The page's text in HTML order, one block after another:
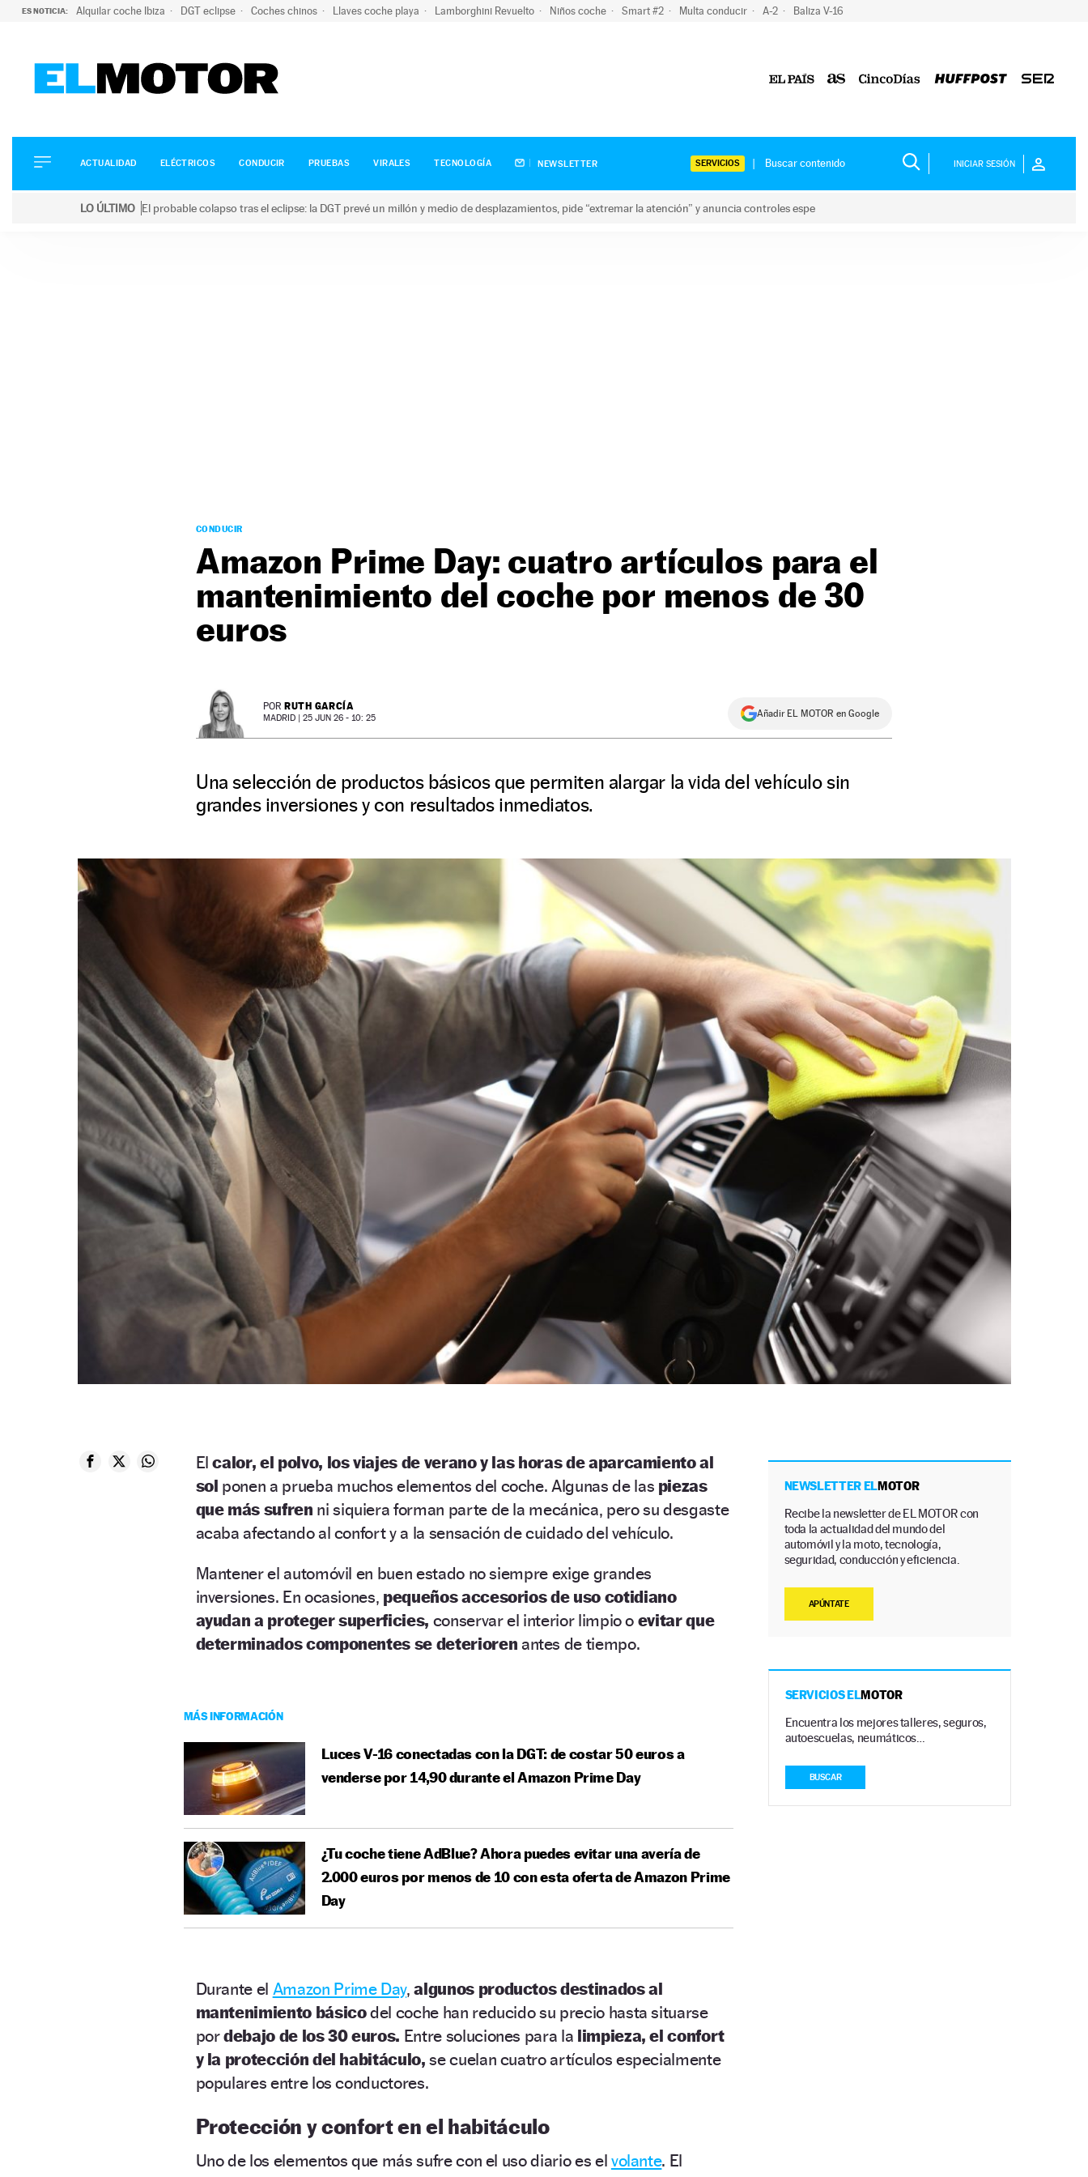
ES NOTICIA: Alquilar coche Ibiza DGT eclipse Coches chinos Llaves coche playa Lamborghini Revuelto Niños coche Smart #2 Multa conducir A-2 Baliza V-16
ELÉCTRICOS
CONDUCIR
ACTUALIDAD ELÉCTRICOS CONDUCIR PRUEBAS VIRALES TECNOLOGÍA NEWSLETTER SERVICIOS INICIAR SESIÓN
LO ÚLTIMO El probable colapso tras el eclipse: la DGT prevé un millón y medio de desplazamientos, pide “extremar la atención” y anuncia controles espe
CONDUCIR
Amazon Prime Day: cuatro artículos para el
mantenimiento del coche por menos de 30
euros
POR RUTH GARCÍA
MADRID | 25 JUN 26 - 10: 25 Añadir EL MOTOR en Google
Una selección de productos básicos que permiten alargar la vida del vehículo sin
grandes inversiones y con resultados inmediatos.
Elcalor, el polvo, los viajes de verano y las horas de aparcamiento al
sol ponen a prueba muchos elementos del coche. Algunas de las piezas
que más sufren ni siquiera forman parte de la mecánica, pero su desgaste
acaba afectando al confort y a la sensación de cuidado del vehículo.
Mantener el automóvil en buen estado no siempre exige grandes
inversiones. En ocasiones, pequeños accesorios de uso cotidiano
ayudan a proteger superficies, conservar el interior limpio o evitar que
determinados componentes se deterioren antes de tiempo.
MÁS INFORMACIÓN
Luces V-16 conectadas con la DGT: de costar 50 euros a
venderse por 14,90 durante el Amazon Prime Day
¿Tu coche tiene AdBlue? Ahora puedes evitar una avería de
2.000 euros por menos de 10 con esta oferta de Amazon Prime
Day
Durante el Amazon Prime Day,algunos productos destinados al
mantenimiento básicodel coche han reducido su precio hasta situarse
pordebajo de los 30 euros. Entre soluciones para la limpieza, el confort
y la protección del habitáculo, se cuelan cuatro artículos especialmente
populares entre los conductores.
Protección y confort en el habitáculo
Uno de los elementos que más sufre con el uso diario es el volante. El
NEWSLETTER ELMOTOR
Recibe la newsletter de EL MOTOR con
toda la actualidad del mundo del
automóvil y la moto, tecnología,
seguridad, conducción y eficiencia.
APÚNTATE
SERVICIOS ELMOTOR
Encuentra los mejores talleres, seguros,
autoescuelas, neumáticos…
BUSCAR